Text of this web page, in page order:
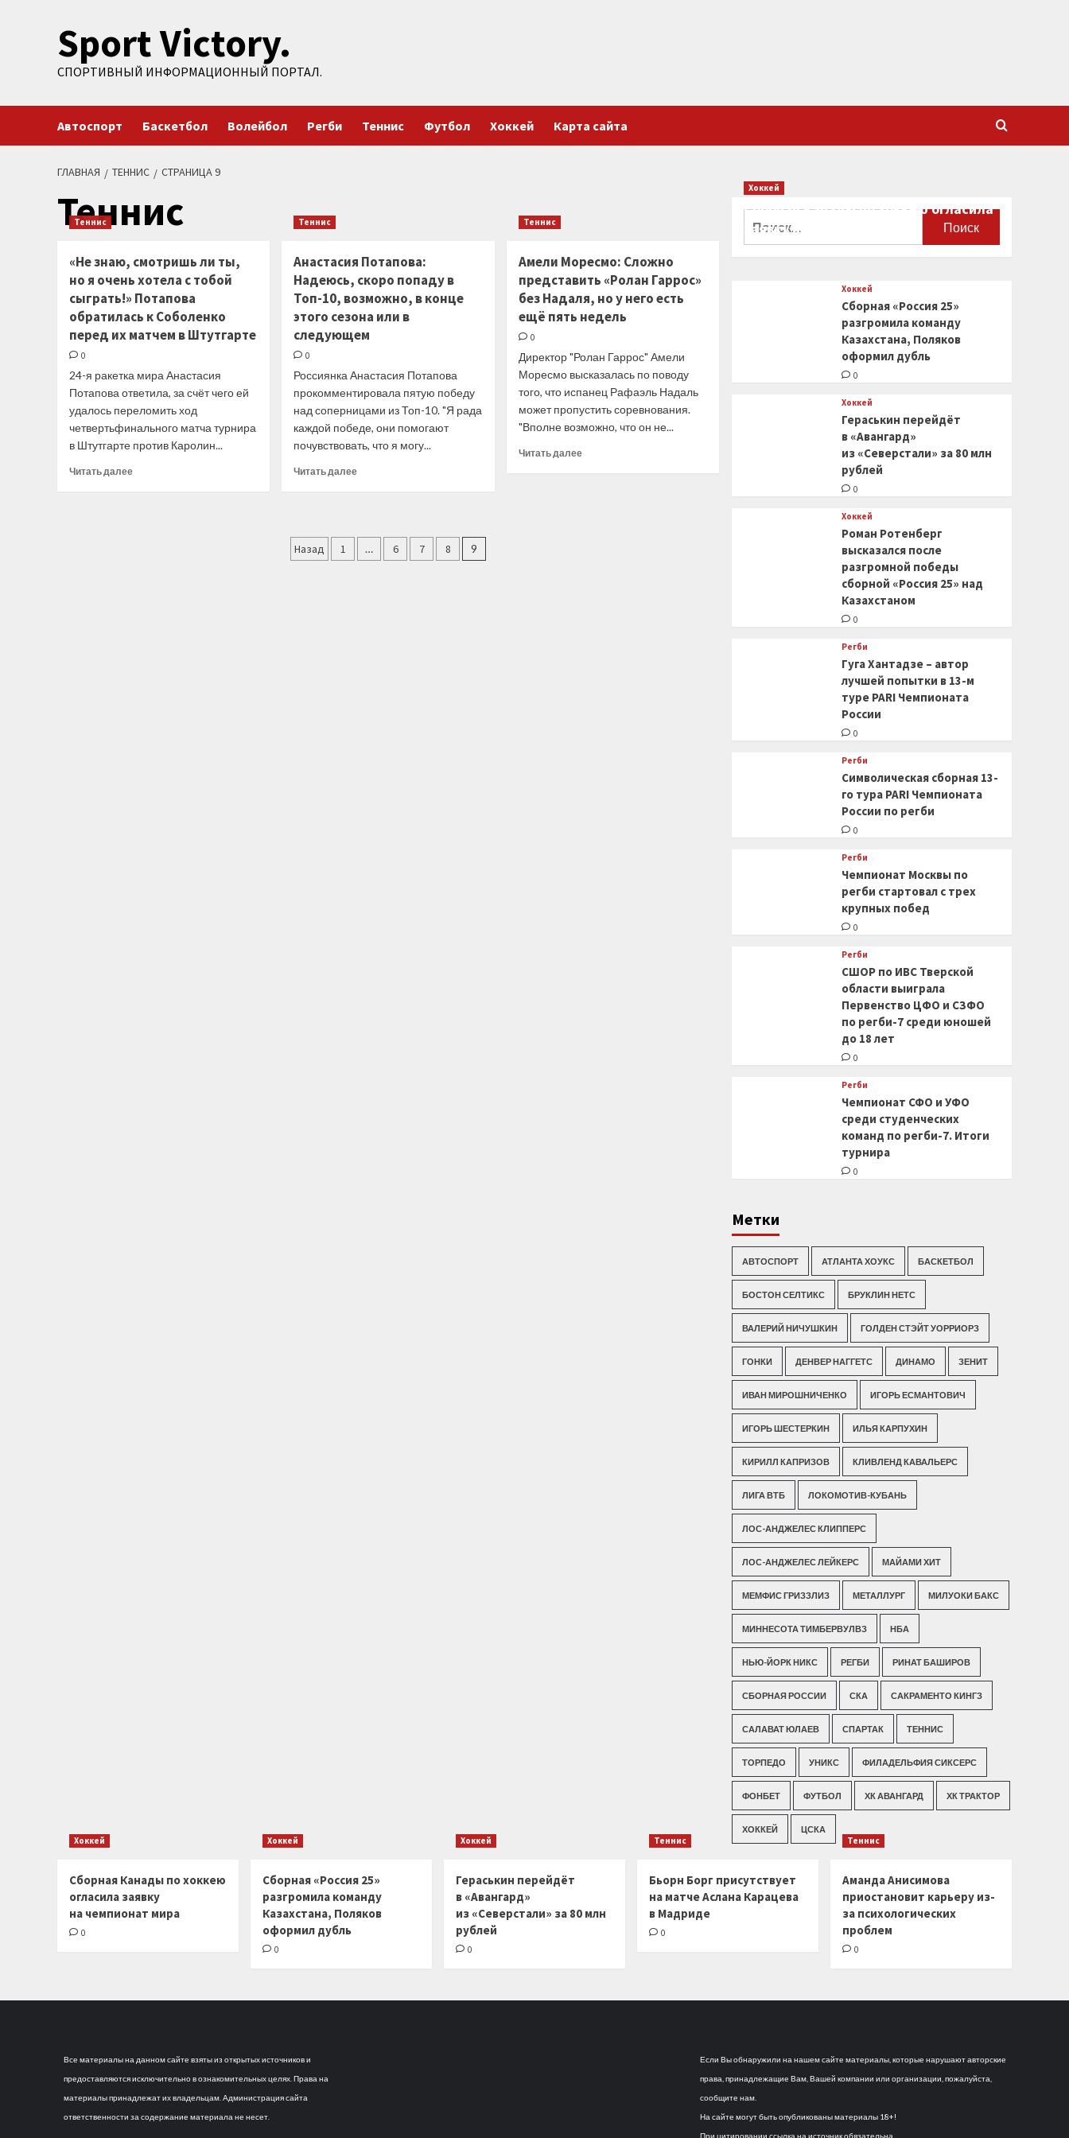
содержимомуSport Victory.
СПОРТИВНЫЙ ИНФОРМАЦИОННЫЙ ПОРТАЛ.
Автоспорт Баскетбол Волейбол Регби Теннис Футбол Хоккей Карта сайта
ГЛАВНАЯ ТЕННИС СТРАНИЦА 9
Теннис
Теннис
«Не знаю, смотришь ли ты,
но я очень хотела с тобой
сыграть!» Потапова
обратилась к Соболенко
перед их матчем в Штутгарте
0
24-я ракетка мира Анастасия
Потапова ответила, за счёт чего ей
удалось переломить ход
четвертьфинального матча турнира
в Штутгарте против Каролин...
Читать далееПрочитать
Теннис
Анастасия Потапова:
Надеюсь, скоро попаду в
Топ-10, возможно, в конце
этого сезона или в
следующем
0
Россиянка Анастасия Потапова
прокомментировала пятую победу
над соперницами из Топ-10. "Я рада
каждой победе, они помогают
почувствовать, что я могу...
Читать далееПрочитать
Надеюсь,
скоро
Теннис
Амели Моресмо: Сложно
представить «Ролан Гаррос»
без Надаля, но у него есть
ещё пять недель
0
Директор "Ролан Гаррос" Амели
Моресмо высказалась по поводу
того, что испанец Рафаэль Надаль
может пропустить соревнования.
"Вполне возможно, что он не...
Читать далееПрочитать
Пагинация
Назад 1 … 6 7 8 9
Хоккей
Сборная Канады по хоккею огласила
заявку на чемпионат мира
Хоккей
Сборная «Россия 25»
разгромила команду
Казахстана, Поляков
оформил дубль
0
Хоккей
Гераськин перейдёт
в «Авангард»
из «Северстали» за 80 млн
рублей
0
Хоккей
Роман Ротенберг
высказался после
разгромной победы
сборной «Россия 25» над
Казахстаном
0
Регби
Гуга Хантадзе – автор
лучшей попытки в 13-м
туре PARI Чемпионата
России
0
Регби
Символическая сборная 13-
го тура PARI Чемпионата
России по регби
0
Регби
Чемпионат Москвы по
регби стартовал с трех
крупных побед
0
Регби
СШОР по ИВС Тверской
области выиграла
Первенство ЦФО и СЗФО
по регби-7 среди юношей
до 18 лет
0
Регби
Чемпионат СФО и УФО
среди студенческих
команд по регби-7. Итоги
турнира
0
Метки
АВТОСПОРТ АТЛАНТА ХОУКС БАСКЕТБОЛ
БОСТОН СЕЛТИКС БРУКЛИН НЕТС
ВАЛЕРИЙ НИЧУШКИН ГОЛДЕН СТЭЙТ УОРРИОРЗ
ГОНКИ ДЕНВЕР НАГГЕТС ДИНАМО ЗЕНИТ
ИВАН МИРОШНИЧЕНКО ИГОРЬ ЕСМАНТОВИЧ
ИГОРЬ ШЕСТЕРКИН ИЛЬЯ КАРПУХИН
КИРИЛЛ КАПРИЗОВ КЛИВЛЕНД КАВАЛЬЕРС
ЛИГА ВТБ ЛОКОМОТИВ-КУБАНЬ
ЛОС-АНДЖЕЛЕС КЛИППЕРС
ЛОС-АНДЖЕЛЕС ЛЕЙКЕРС МАЙАМИ ХИТ
МЕМФИС ГРИЗЗЛИЗ МЕТАЛЛУРГ МИЛУОКИ БАКС
МИННЕСОТА ТИМБЕРВУЛВЗ НБА
НЬЮ-ЙОРК НИКС РЕГБИ РИНАТ БАШИРОВ
СБОРНАЯ РОССИИ СКА САКРАМЕНТО КИНГЗ
САЛАВАТ ЮЛАЕВ СПАРТАК ТЕННИС
ТОРПЕДО УНИКС ФИЛАДЕЛЬФИЯ СИКСЕРС
ФОНБЕТ ФУТБОЛ ХК АВАНГАРД ХК ТРАКТОР
ХОККЕЙ ЦСКА
Хоккей
Сборная Канады по хоккею
огласила заявку
на чемпионат мира
0
Хоккей
Сборная «Россия 25»
разгромила команду
Казахстана, Поляков
оформил дубль
0
Хоккей
Гераськин перейдёт
в «Авангард»
из «Северстали» за 80 млн
рублей
0
Теннис
Бьорн Борг присутствует
на матче Аслана Карацева
в Мадриде
0
Теннис
Аманда Анисимова
приостановит карьеру из-
за психологических
проблем
0
Все материалы на данном сайте взяты из открытых источников и
предоставляются исключительно в ознакомительных целях. Права на
материалы принадлежат их владельцам. Администрация сайта
ответственности за содержание материала не несет.
Если Вы обнаружили на нашем сайте материалы, которые нарушают авторские
права, принадлежащие Вам, Вашей компании или организации, пожалуйста,
сообщите нам.
На сайте могут быть опубликованы материалы 18+!
При цитировании ссылка на источник обязательна.